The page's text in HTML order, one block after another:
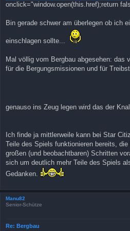
onclick="window.open(this.href);return
Bin gerade schwer am überlegen ob ich
einschlagen sollte...
Mal völlig vom Bergbau abgesehen: das
für die Bergungsmissionen und für
genauso ins Zeug legen wird das der
Ich finde ja mittlerweile kann bei Star
Teile des Spiels funktionieren bereits,
großen (und beobachtbaren) Schritten
sich um deutlich mehr Teile des Spiels
Gedanken.
Manu82
Senior-Schütze
Re: Bergbau